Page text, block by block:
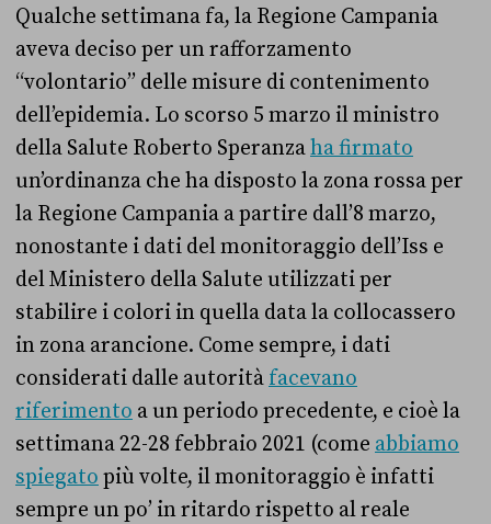
Qualche settimana fa, la Regione Campania
aveva deciso per un rafforzamento
“volontario” delle misure di contenimento
dell’epidemia. Lo scorso 5 marzo il ministro
della Salute Roberto Speranzaha firmato
un’ordinanza che ha disposto la zona rossa per
la Regione Campania a partire dall’8 marzo,
nonostante i dati del monitoraggio dell’Iss e
del Ministero della Salute utilizzati per
stabilire i colori in quella data la collocassero
in zona arancione. Come sempre, i dati
considerati dalle autorità facevano
riferimento a un periodo precedente, e cioè la
settimana 22-28 febbraio 2021 (come abbiamo
spiegato più volte, il monitoraggio è infatti
sempre un po’ in ritardo rispetto al reale